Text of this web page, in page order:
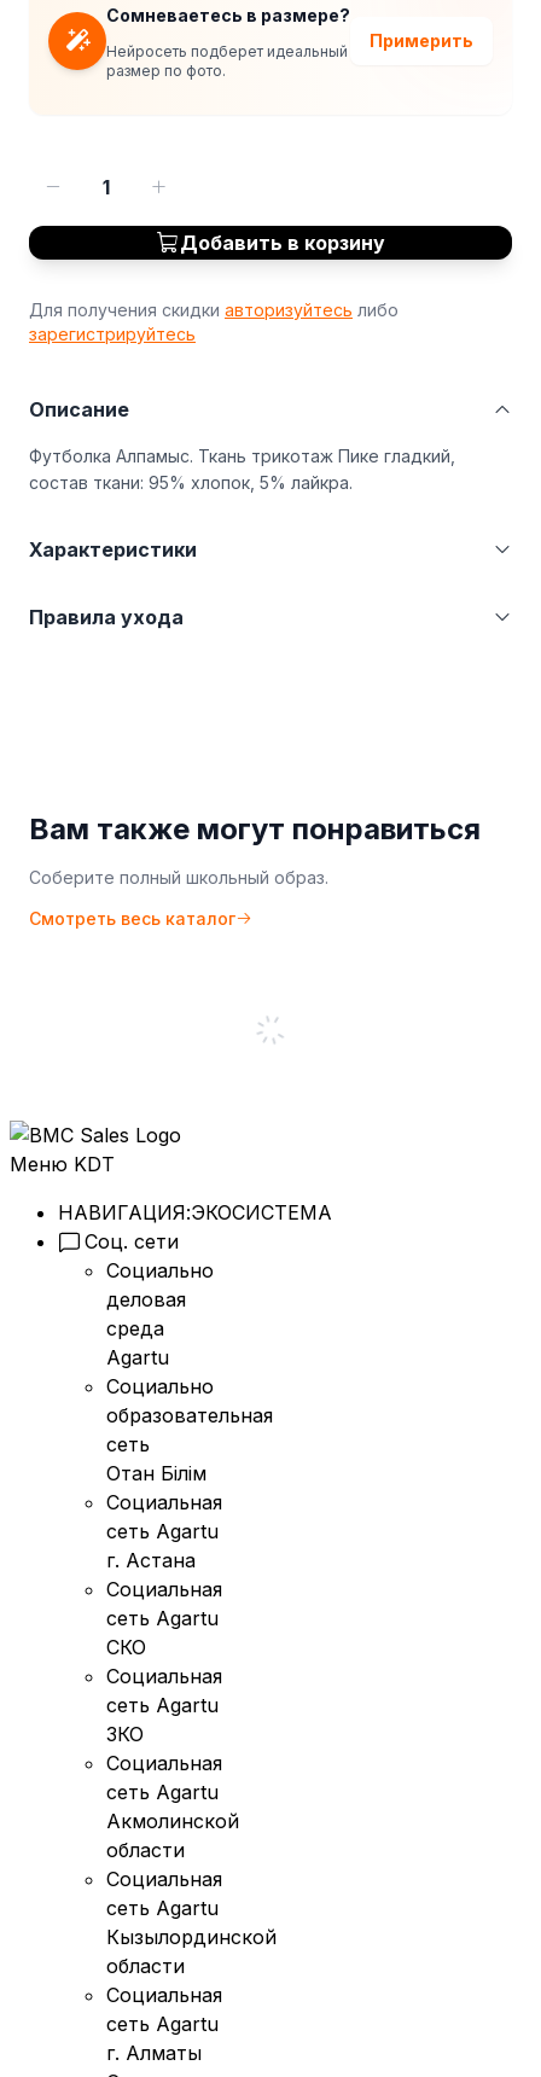
Сомневаетесь в размере?
Нейросеть подберет идеальный
размер по фото.
Примерить
1
Добавить в корзину
Для получения скидки авторизуйтесь либо
зарегистрируйтесь
Описание
Футболка Алпамыс. Ткань трикотаж Пике гладкий,
состав ткани: 95% хлопок, 5% лайкра.
Характеристики
Категория
Футболки, майки
Правила ухода
Вам также могут понравиться
Соберите полный школьный образ.
Смотреть весь каталог
Меню KDT
НАВИГАЦИЯ:ЭКОСИСТЕМА
Соц. сети
Социально
деловая
среда
Agartu
Социально
образовательная
сеть
Отан Бiлiм
Социальная
сеть Agartu
г. Астана
Социальная
сеть Agartu
СКО
Социальная
сеть Agartu
ЗКО
Социальная
сеть Agartu
Акмолинской
области
Социальная
сеть Agartu
Кызылординской
области
Социальная
сеть Agartu
г. Алматы